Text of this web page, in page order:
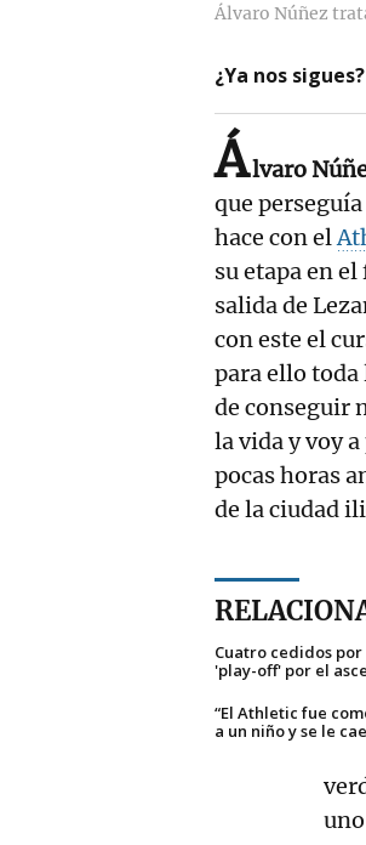
Álvaro Núñez
¿Ya nos sigues?
Álvaro
que
hace con el
su etapa en
salida de
con este el
para ello toda
de conseguir
la vida y voy
pocas horas
de la ciudad
Cuatro cedidos
'play-off' por el
“El Athletic fue
a un niño y se le